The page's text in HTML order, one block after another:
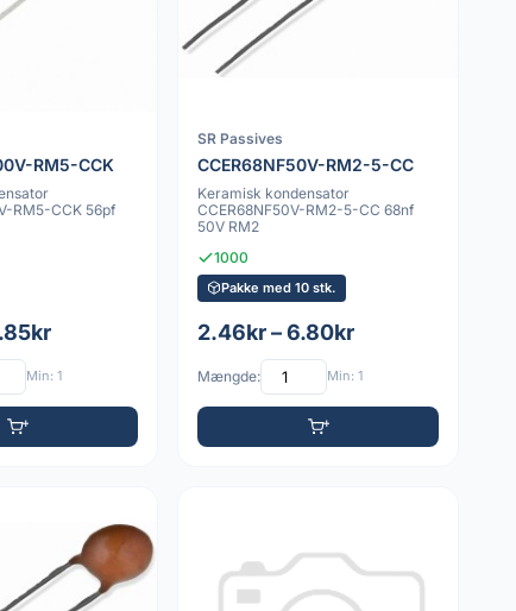
RM5-CCK
RM5-CCK 56pf
Min: 1
SR Passives
CCER68NF50V-RM2-5-CC
Keramisk kondensator
CCER68NF50V-RM2-5-CC 68nf
50V RM2
1000
Pakke med 10 stk.
2.46kr – 6.80kr
Mængde: Min: 1